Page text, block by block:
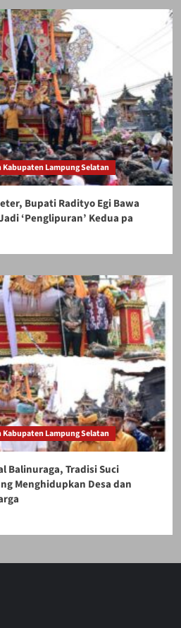
Lampung Selatan
Bupati Radityo Egi Bawa
‘Penglipuran’ Kedua pa
Lampung Selatan
Balinuraga, Tradisi Suci
Menghidupkan Desa dan